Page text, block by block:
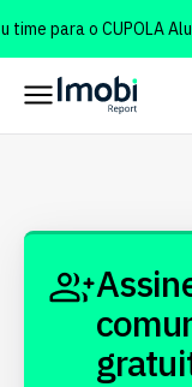
para o CUPOLA